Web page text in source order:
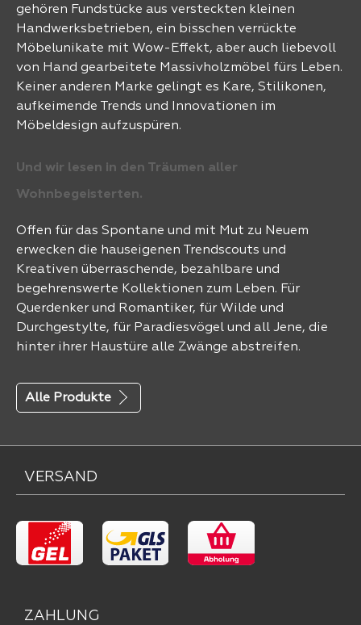
gehören Fundstücke aus versteckten kleinen
Handwerksbetrieben, ein bisschen verrückte
Möbelunikate mit Wow-Effekt, aber auch liebevoll
von Hand gearbeitete Massivholzmöbel fürs Leben.
Keiner anderen Marke gelingt es Kare, Stilikonen,
aufkeimende Trends und Innovationen im
Möbeldesign aufzuspüren.
Und wir lesen in den Träumen aller
Wohnbegeisterten.
Offen für das Spontane und mit Mut zu Neuem
erwecken die hauseigenen Trendscouts und
Kreativen überraschende, bezahlbare und
begehrenswerte Kollektionen zum Leben. Für
Querdenker und Romantiker, für Wilde und
Durchgestylte, für Paradiesvögel und all Jene, die
hinter ihrer Haustüre alle Zwänge abstreifen.
Alle Produkte
VERSAND
ZAHLUNG